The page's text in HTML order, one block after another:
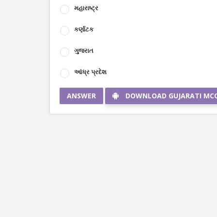
મહારાષ્ટ્ર
કર્ણાટક
ગુજરાત
આંધ્ર પ્રદેશ
ANSWER DOWNLOAD GUJARATI